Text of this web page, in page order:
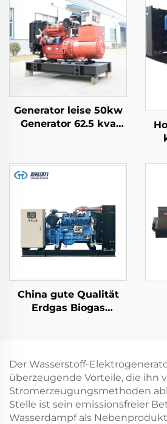
Generator leise 50kw
Generator 62.5 kva
China gute Qualität
Erdgas Biogas
Der Wasserstoff-
überzeugende Vorteile, die ihn
Stromerzeugungsmethoden
Stelle ist sein emissionsfreier
Wasserdampf als